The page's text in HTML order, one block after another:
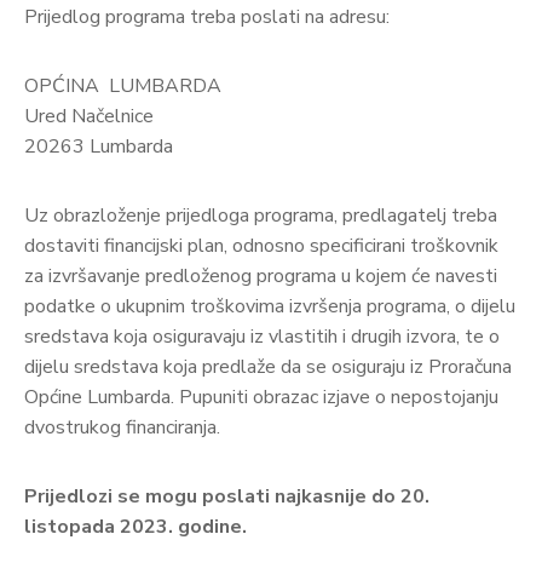
Prijedlog programa treba poslati na adresu:
OPĆINA LUMBARDA
Ured Načelnice
20263 Lumbarda
Uz obrazloženje prijedloga programa, predlagatelj treba
dostaviti financijski plan, odnosno specificirani troškovnik
za izvršavanje predloženog programa u kojem će navesti
podatke o ukupnim troškovima izvršenja programa, o dijelu
sredstava koja osiguravaju iz vlastitih i drugih izvora, te o
dijelu sredstava koja predlaže da se osiguraju iz Proračuna
Općine Lumbarda. Pupuniti obrazac izjave o nepostojanju
dvostrukog financiranja.
Prijedlozi se mogu poslati najkasnije do 20.
listopada 2023. godine.